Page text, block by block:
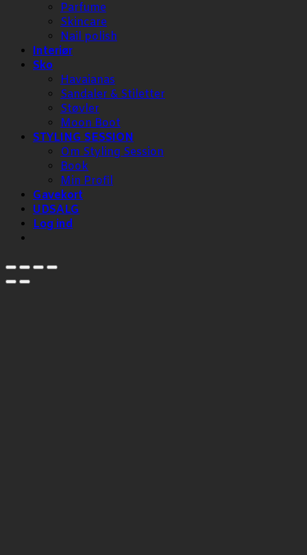
Parfume
Skincare
Nail polish
Interiør
Sko
Havaianas
Sandaler & Stiletter
Støvler
Moon Boot
STYLING SESSION
Om Styling Session
Book
Min Profil
Gavekort
UDSALG
Log ind